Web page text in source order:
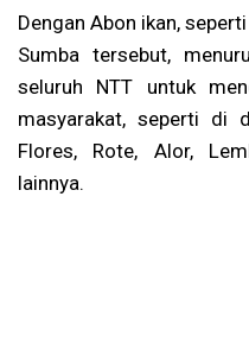
Dengan Abon ikan,
Sumba tersebut,
seluruh NTT untuk
masyarakat, seperti di
Flores, Rote, Alor,
lainnya.